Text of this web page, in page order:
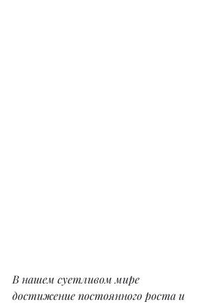
В нашем суетливом мире
достижение постоянного роста и